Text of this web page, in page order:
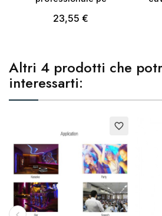
23,55 €
Altri 4 prodotti che
interessarti:
favorite_border